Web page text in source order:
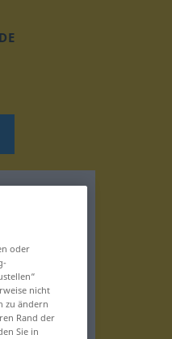
DE
oder
nicht
zu ändern
Rand der
Sie in